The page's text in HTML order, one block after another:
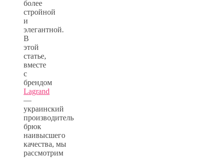
более
стройной
и
элегантной.
В
этой
статье,
вместе
с
брендом
Lagrand
—
украинский
производитель
брюк
наивысшего
качества, мы
рассмотрим